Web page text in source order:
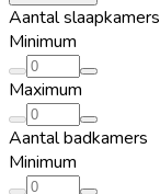
Aantal slaapkamers
Minimum
Maximum
Aantal badkamers
Minimum